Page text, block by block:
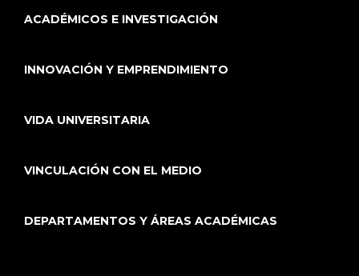
ACADÉMICOS E INVESTIGACIÓN
INNOVACIÓN Y EMPRENDIMIENTO
VIDA UNIVERSITARIA
VINCULACIÓN CON EL MEDIO
DEPARTAMENTOS Y ÁREAS ACADÉMICAS